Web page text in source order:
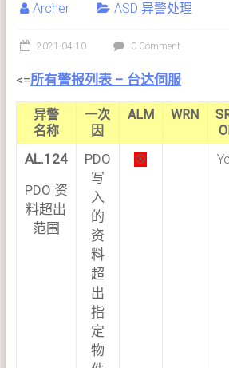
Archer ASD 异警处理
2021-04-10 0 Comment
<=所有警报列表 – 台达伺服
异警
名称
一次
因
ALM WRN
AL.124
PDO 资
料超出
范围
PDO
写
入
的
资
料
超
出
指
定
物
⊗